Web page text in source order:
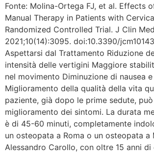
Fonte: Molina-Ortega FJ, et al. Effects
Manual Therapy in Patients with
Randomized Controlled Trial. J Clin
2021;10(14):3095. doi:10.3390/
Aspettarsi dal Trattamento Riduzione
intensità delle vertigini Maggiore
nel movimento Diminuzione di nausea
Miglioramento della qualità della vita
paziente, già dopo le prime sedute,
miglioramento dei sintomi. La durata
è di 45-60 minuti, completamente
un osteopata a Roma o un osteopata a
Alessandro Carollo, con oltre 15 anni di